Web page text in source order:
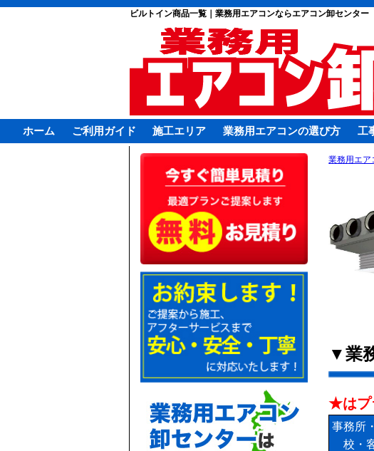
ビルトイン商品一覧｜業務用エアコンならエアコン卸センター
ホーム ご利用ガイド 施工エリア 業務用エアコンの選び方 工
業務用エア
▼業
★はプ
事務所
校・